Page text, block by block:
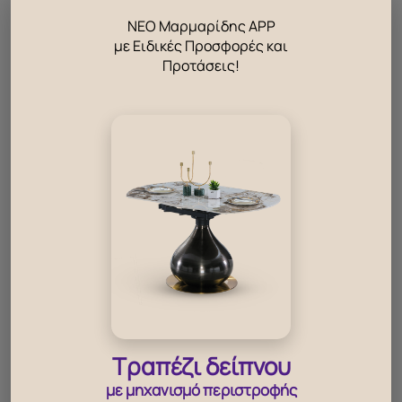
άλλα αντικείμενα.
Μαζί με στρώμαNovel
Ορθοπεδικό στρώμα ελληνικής κατασκευής με
ΝΕΟ Μαρμαρίδης APP
με Ειδικές Προσφορές και
Προτάσεις!
Τραπέζι δείπνου
με μηχανισμό περιστροφής